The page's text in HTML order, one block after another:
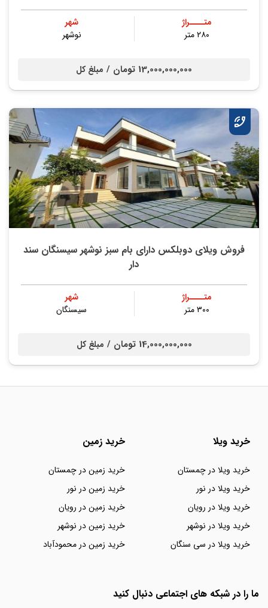
متــــراژ
۲۸۰ متر
شهر
نوشهر
13,000,000,000 تومان / مبلغ کل
فروش ویلای دوبلکس دارای بام سبز نوشهر سیسنگان سند
دار
متــــراژ
۳۰۰ متر
شهر
سیسنگان
14,000,000,000 تومان / مبلغ کل
خرید ویلا
خرید ویلا در چمستان
خرید ویلا در نور
خرید ویلا در رویان
خرید ویلا در نوشهر
خرید ویلا در سی سنگان
خرید زمین
خرید زمین در چمستان
خرید زمین در نور
خرید زمین در رویان
خرید زمین در نوشهر
خرید زمین در محمودآباد
ما را در شبکه های اجتماعی دنبال کنید